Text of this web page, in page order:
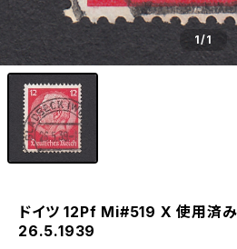
1/1
ドイツ 12Pf Mi#519 X 使用済
26.5.1939